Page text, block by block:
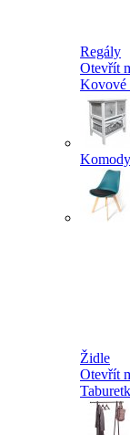
Regály
Otevřít
Kovové
Komody
Židle
Otevřít